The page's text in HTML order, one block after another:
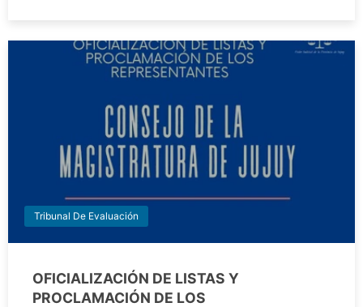
Tribunal De Evaluación
OFICIALIZACIÓN DE LISTAS Y
PROCLAMACIÓN DE LOS